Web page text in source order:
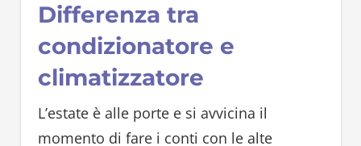
Differenza tra
condizionatore e
climatizzatore
L’estate è alle porte e si avvicina il
momento di fare i conti con le alte